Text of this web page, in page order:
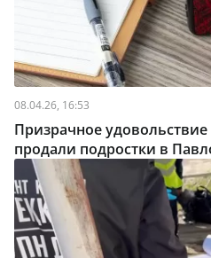
08.04.26, 16:53
Призрачное
продали подростки в